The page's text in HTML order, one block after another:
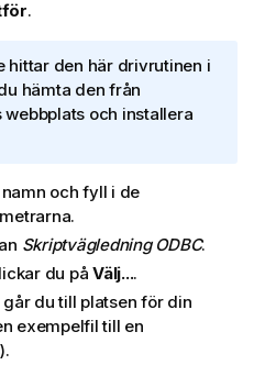
.
hittar den här drivrutinen i
hämta den från
webbplats och installera
och fyll i de
Skriptvägledning ODBC.
du på Välj....
går du till platsen för din
exempelfil till en